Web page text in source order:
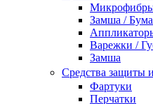
Замша /
Варежки /
Замша
Средства защиты
Фартуки
Перчатки